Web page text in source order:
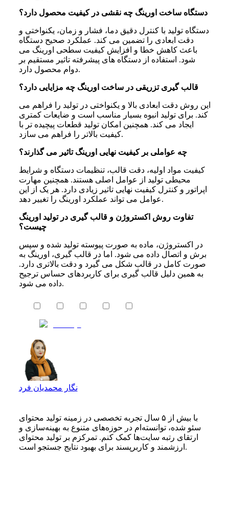
دستگاه ساخت اورینگ چه نقشی در کیفیت محصول دارد؟
دستگاه تولید با کنترل دقیق دما، فشار و زمان، یکنواختی و
دقت ابعادی را تضمین می کند. عملکرد صحیح دستگاه
باعث کاهش خطا و افزایش کیفیت سطحی اورینگ می
شود. استفاده از دستگاه های پیشرفته تاثیر مستقیم بر
دوام محصول دارد.
قالب گیری تزریقی در ساخت اورینگ چه مزایایی دارد؟
این روش دقت ابعادی بالا و یکنواختی در تولید را فراهم می
کند. برای تولید انبوه بسیار مناسب است و ضایعات کمتری
ایجاد می کند. همچنین امکان تولید قطعات پیچیده تر با
کیفیت بالاتر را فراهم می سازد.
چه عواملی بر کیفیت نهایی اورینگ تاثیر می گذارند؟
کیفیت مواد اولیه، دقت قالب، تنظیمات دستگاه و شرایط
محیطی تولید از عوامل اصلی هستند. همچنین مهارت
اپراتور و کنترل کیفیت نهایی تاثیر زیادی دارد. هر یک از این
عوامل می تواند عملکرد اورینگ را تغییر دهد.
تفاوت روش اکستروژن و قالب گیری در تولید اورینگ
چیست؟
در اکستروژن، ماده به صورت پیوسته تولید شده و سپس
برش و اتصال داده می شود. اما در قالب گیری، اورینگ به
صورت کامل در قالب شکل می گیرد و دقت بالاتری دارد.
به همین دلیل قالب گیری برای کاربردهای حساس ترجیح
داده می شود.
نگار محمدیان فرد
با بیش از ۵ سال تجربه تخصصی در زمینه تولید محتوای
سئو شده، توانسته‌ام در حوزه‌های متنوع به بهینه‌سازی و
ارتقای رتبه سایت‌ها کمک کنم. تمرکزم بر تولید محتوای
ارزشمند و کاربرپسند برای بهبود نتایج جستجو است.